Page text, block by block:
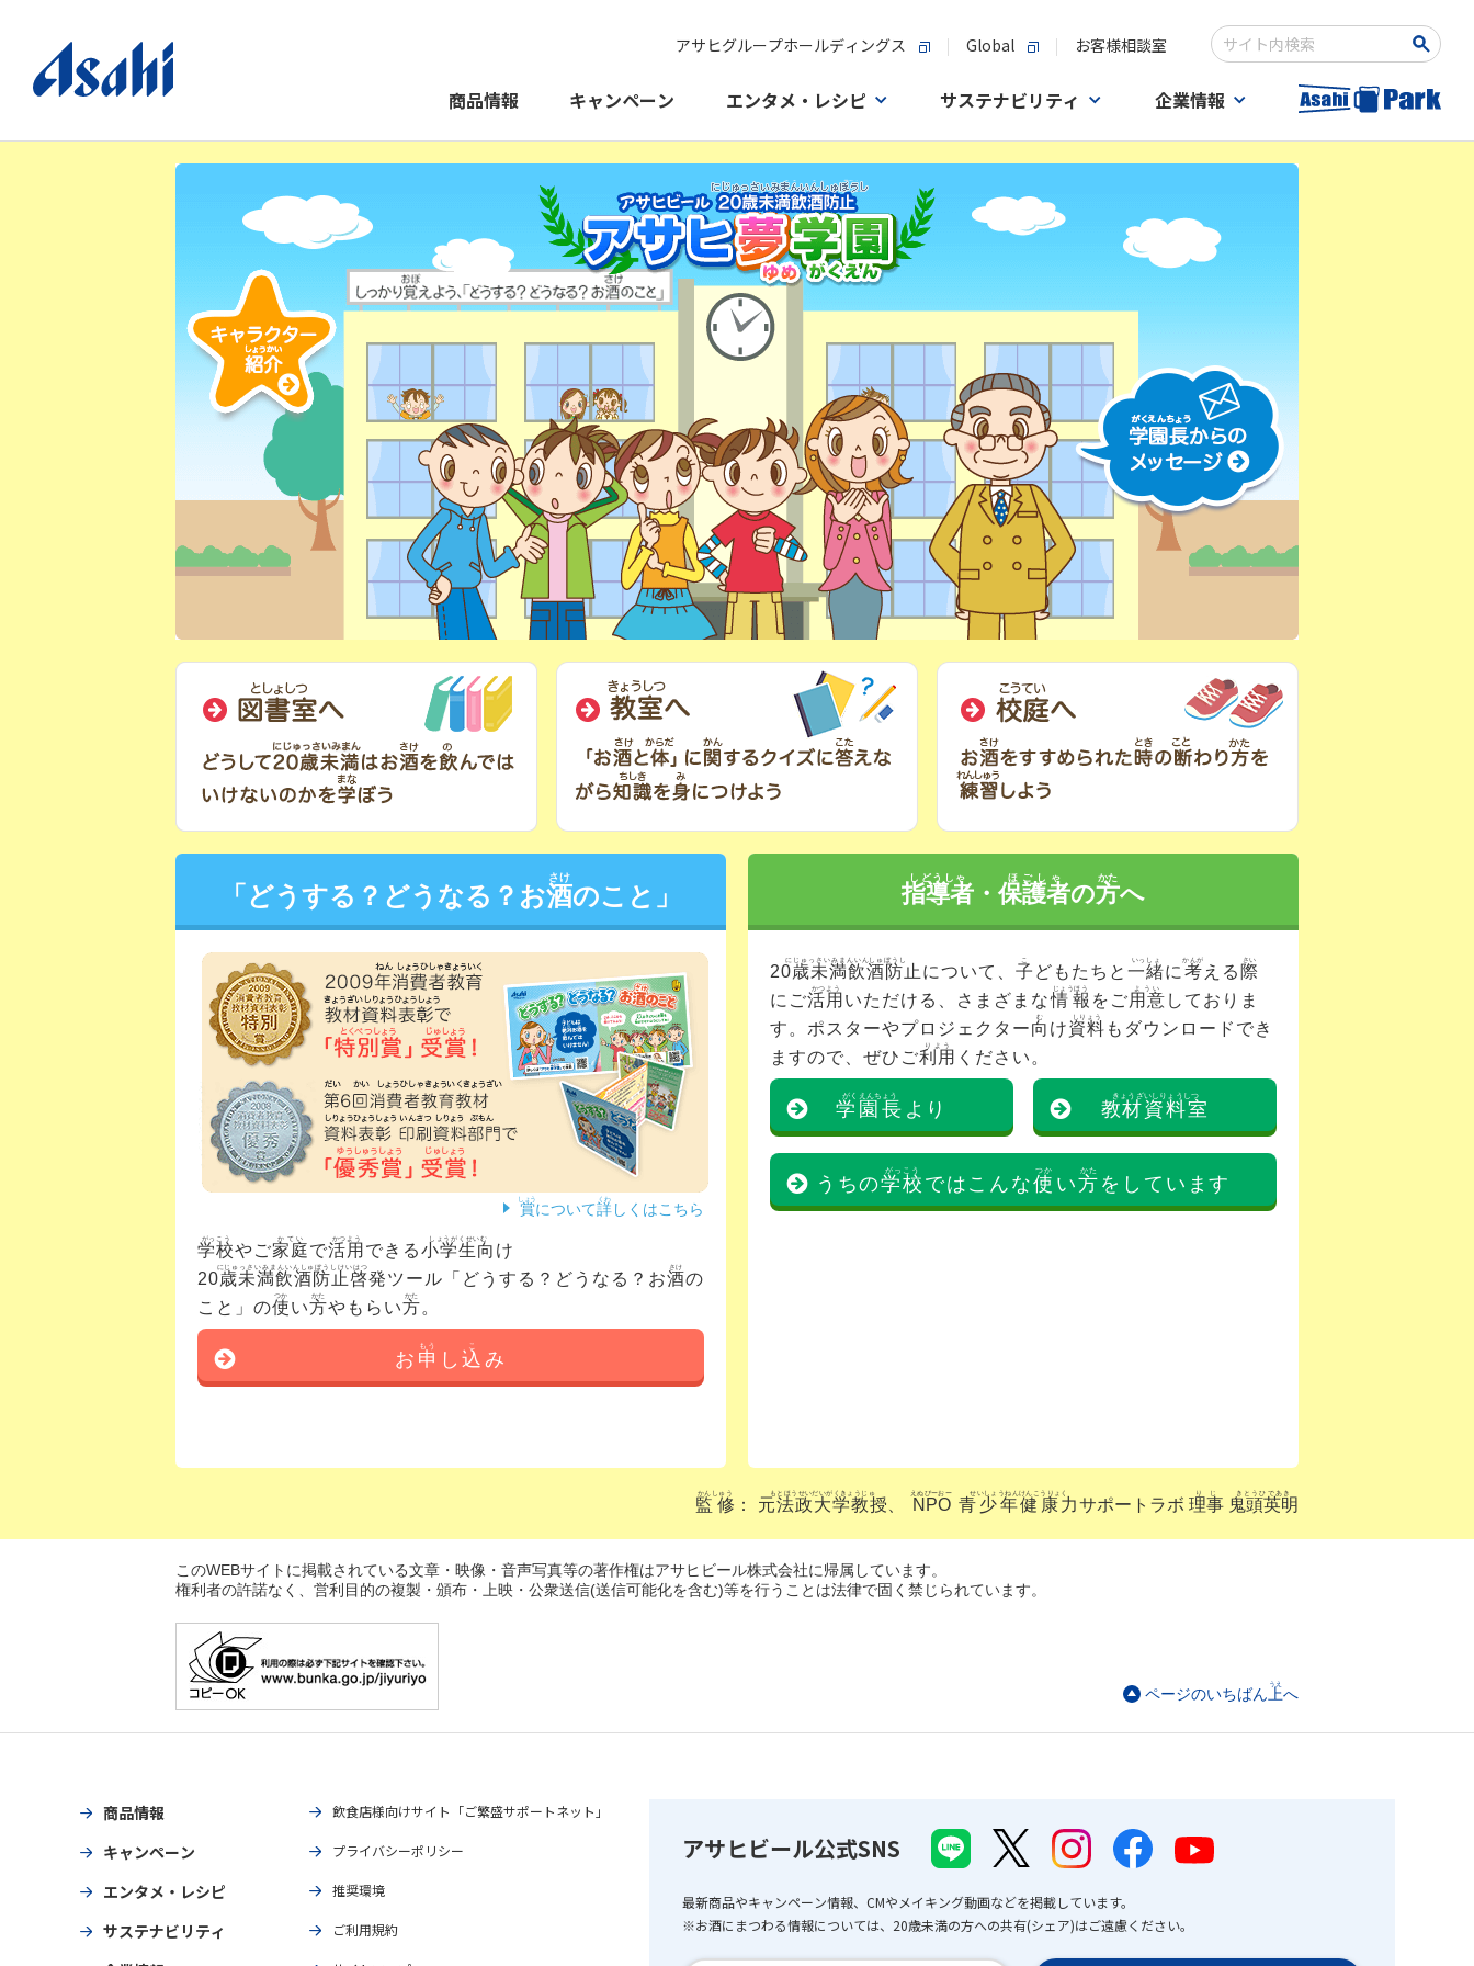
アサヒグループホールディングス Global お客様相談室
Write your search query here
商品情報
キャンペーン エンタメ・レシピ サステナビリティ 企業情報
キャラクター紹介
図書室へ どうして20歳未満はお酒を飲んではいけないのかを学ぼう教室へ 「お酒と体」に関するクイズに答えながら知識を身につけよう
「どうする？どうなる？お酒
さけ
のこと」
賞
しょう
について詳
くわ
しくはこちら
学校
がっこう
やご家庭
かてい
で活用
かつよう
できる小学生向
しょうがくせいむ
け
20歳未満飲酒防止啓発
にじゅっさいみまんいんしゅぼうしけいはつ
ツール「どうする？どうなる？お酒
さけ
の
こと」の使
つか
い方
かた
やもらい方
かた
。
お 申
もう
し 込
こ
み
指導者
しどうしゃ
・ 保護者
ほごしゃ
の方
かた
へ
20歳未満飲酒防止
にじゅっさいみまんいんしゅぼうし
について、 子
こ
どもたちと 一緒
いっしょ
に 考
かんが
える 際
さい
にご活用
かつよう
いただける、さまざまな情報
じょうほう
をご用意
ようい
しておりま
す。ポスターやプロジェクター向
む
け資料
しりょう
もダウンロードでき
ますので、ぜひご利用
りよう
ください。
学園長
がくえんちょう
より 教材資料室
きょうざいしりょうしつ
うちの学校
がっこう
ではこんな使
つか
い方
かた
をしています
監修
かんしゅう
： 元法政大学教授
もとほうせいだいがくきょうじゅ
NPO
えぬぴーおー
青少年健康力
せいしょうねんけんこうりょく
サポートラボ 理事
りじ
鬼頭英明
きとうひであき
このWEBサイトに掲載されている文章・映像・音声写真等の著作権はアサヒビール株式会社に帰属しています。
権利者の許諾なく、営利目的の複製・頒布・上映・公衆送信(送信可能化を含む)等を行うことは法律で固く禁じられています。
ページのいちばん 上
うえ
へ
商品情報
キャンペーン
エンタメ・レシピ
サステナビリティ
飲食店様向けサイト「ご繁盛サポートネット」
プライバシーポリシー
推奨環境
ご利用規約
アサヒビール公式SNS
最新商品やキャンペーン情報、CMやメイキング動画などを掲載しています。
※お酒にまつわる情報については、20歳未満の方への共有(シェア)はご遠慮ください。